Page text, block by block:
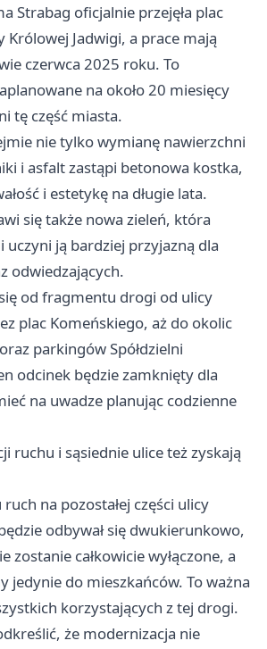
Strabag oficjalnie przejęła plac
Królowej Jadwigi, a prace mają
czerwca 2025 roku. To
na około 20 miesięcy
tę część miasta.
nie tylko wymianę nawierzchni
i asfalt zastąpi betonowa kostka,
i estetykę na długie lata.
się także nowa zieleń, która
uczyni ją bardziej przyjazną dla
odwiedzających.
od fragmentu drogi od ulicy
plac Komeńskiego, aż do okolic
parkingów Spółdzielni
odcinek będzie zamknięty dla
na uwadze planując codzienne
ruchu i sąsiednie ulice też zyskają
na pozostałej części ulicy
odbywał się dwukierunkowo,
zostanie całkowicie wyłączone, a
jedynie do mieszkańców. To ważna
korzystających z tej drogi.
że modernizacja nie